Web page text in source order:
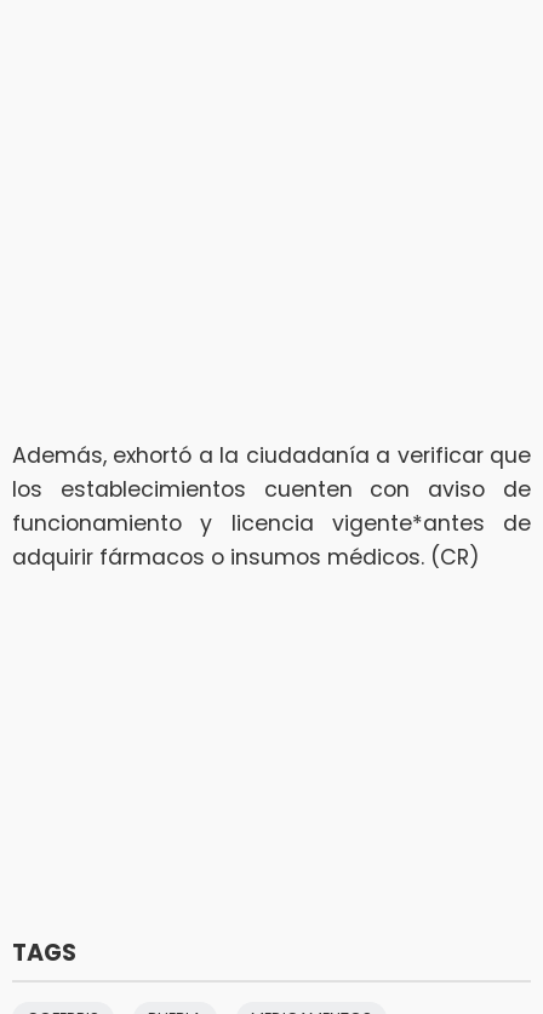
Además, exhortó a la ciudadanía a verificar que
los establecimientos cuenten con aviso de
funcionamiento y licencia vigente*antes de
adquirir fármacos o insumos médicos. (CR)
TAGS